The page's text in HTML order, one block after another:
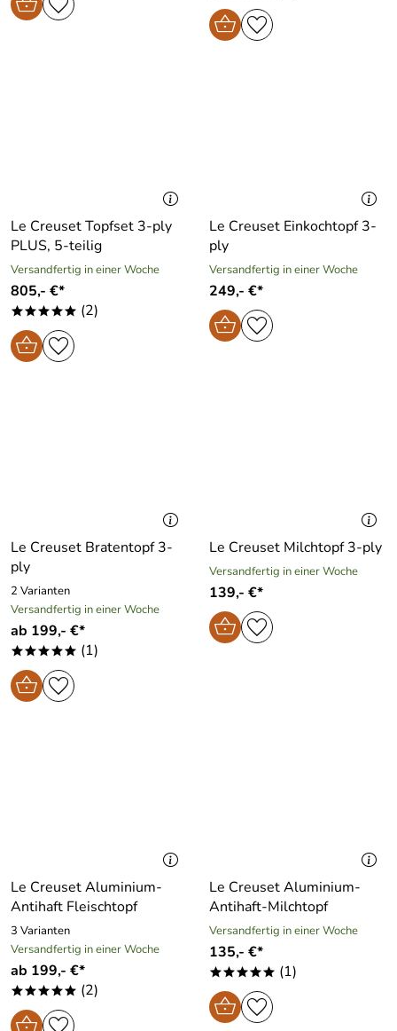
Le Creuset Topfset 3-ply
PLUS, 5-teilig
Versandfertig in einer Woche
805,- €*
***** (2)
Le Creuset Einkochtopf 3-
ply
Versandfertig in einer Woche
249,- €*
Le Creuset Bratentopf 3-
ply
2 Varianten
Versandfertig in einer Woche
ab 199,- €*
***** (1)
Le Creuset Milchtopf 3-ply
Versandfertig in einer Woche
139,- €*
Le Creuset Aluminium-
Antihaft Fleischtopf
3 Varianten
Versandfertig in einer Woche
ab 199,- €*
***** (2)
Le Creuset Aluminium-
Antihaft-Milchtopf
Versandfertig in einer Woche
135,- €*
***** (1)